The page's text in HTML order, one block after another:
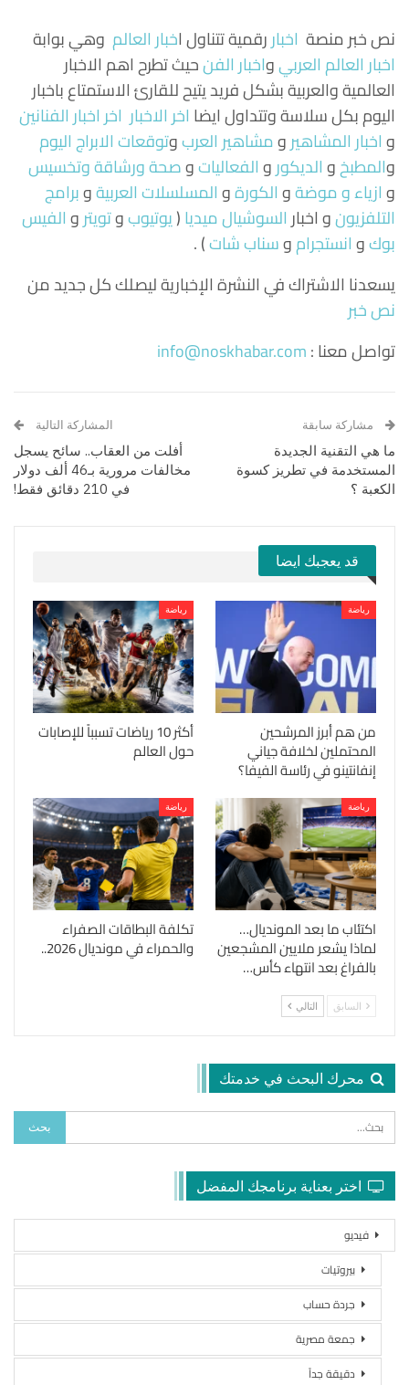
نص خبر منصة اخباررقمية تتناولاخبار العالم وهي بوابة
اخبار العالم العربيواخبار الفنحيث تطرح اهم الاخبار
العالمية والعربية بشكل فريد يتيح للقارئ الاستمتاع باخبار
اليوم بكل سلاسة وتتداول ايضا اخر الاخبار اخر اخبار الفنانين
واخبار المشاهيرومشاهير العربوتوقعات الابراج اليوم
والمطبخوالديكوروالفعالياتوصحة ورشاقة وتخسيس
وازياء و موضةوالكورةوالمسلسلات العربيةوبرامج
التلفزيونو اخبارالسوشيال ميديا(يوتيوبوتويتروالفيس
بوكوانستجراموسناب شات) .
يسعدنا الاشتراك في النشرة الإخبارية ليصلك كل جديد من
نص خبر
تواصل معنا :info@noskhabar.com
مشاركة سابقة
ما هي التقنية الجديدة
المستخدمة في تطريز كسوة
الكعبة ؟
المشاركة التالية
أفلت من العقاب.. سائح يسجل
مخالفات مرورية بـ46 ألف دولار
في 210 دقائق فقط!
قد يعجبك ايضا
رياضة
من هم أبرز المرشحين
المحتملين لخلافة جياني
إنفانتينو في رئاسة الفيفا؟
رياضة
أكثر 10 رياضات تسبباً للإصابات
حول العالم
رياضة
اكتئاب ما بعد المونديال…
لماذا يشعر ملايين المشجعين
بالفراغ بعد انتهاء كأس…
رياضة
تكلفة البطاقات الصفراء
والحمراء في مونديال 2026..
السابق التالي
محرك البحث في خدمتك
اختر بعناية برنامجك المفضل
فيديو
بيروتيات
جردة حساب
جمعة مصرية
دقيقة جداً